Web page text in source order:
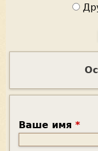
д
и
н
Ваше имя *